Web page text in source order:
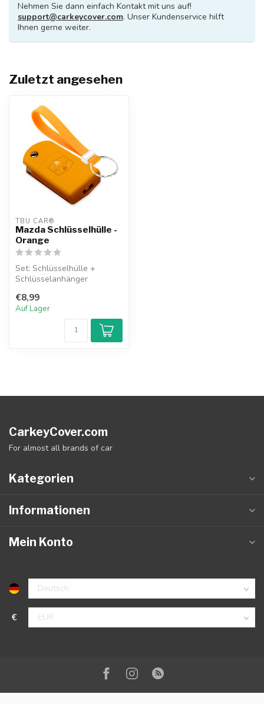
Nehmen Sie dann einfach Kontakt mit uns auf!
support@carkeycover.com. Unser Kundenservice hilft
Ihnen gerne weiter.
Zuletzt angesehen
TBU CAR®
Mazda Schlüsselhülle -
Orange
Set: Schlüsselhülle +
Schlüsselanhänger
€8,99
Auf Lager
CarkeyCover.com
For almost all brands of car
Kategorien
Informationen
Mein Konto
€